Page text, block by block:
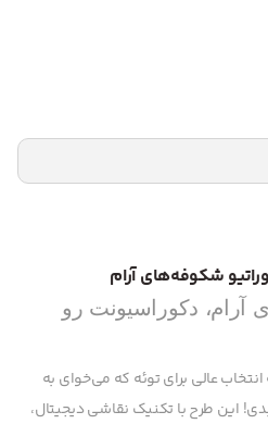
شکوفه‌های آرام
آرام، دکوراسیونت رو
عالی برای توئه که می‌خوای به
این طرح با تکنیک نقاشی دیجیتال،